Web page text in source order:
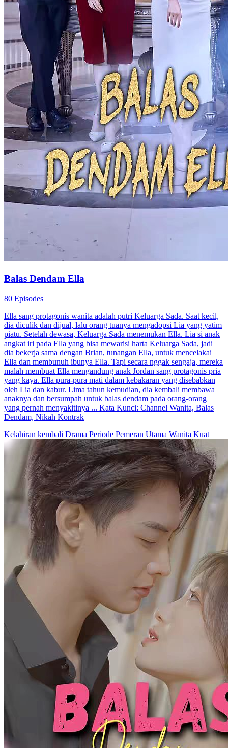
Balas Dendam Ella
80 Episodes
Ella sang protagonis wanita adalah putri Keluarga Sada. Saat kecil,
dia diculik dan dijual, lalu orang tuanya mengadopsi Lia yang yatim
piatu. Setelah dewasa, Keluarga Sada menemukan Ella. Lia si anak
angkat iri pada Ella yang bisa mewarisi harta Keluarga Sada, jadi
dia bekerja sama dengan Brian, tunangan Ella, untuk mencelakai
Ella dan membunuh ibunya Ella. Tapi secara nggak sengaja, mereka
malah membuat Ella mengandung anak Jordan sang protagonis pria
yang kaya. Ella pura-pura mati dalam kebakaran yang disebabkan
oleh Lia dan kabur. Lima tahun kemudian, dia kembali membawa
anaknya dan bersumpah untuk balas dendam pada orang-orang
yang pernah menyakitinya ... Kata Kunci: Channel Wanita, Balas
Dendam, Nikah Kontrak
Kelahiran kembali Drama Periode Pemeran Utama Wanita Kuat